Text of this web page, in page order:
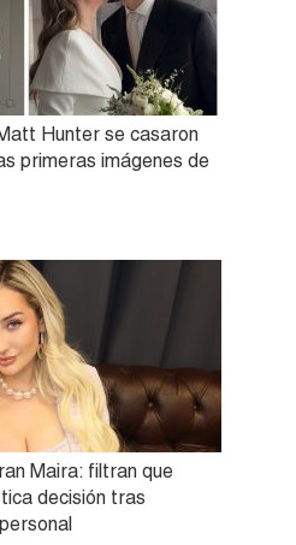
Hunter se casaron
primeras imágenes de
Maira: filtran que
decisión tras